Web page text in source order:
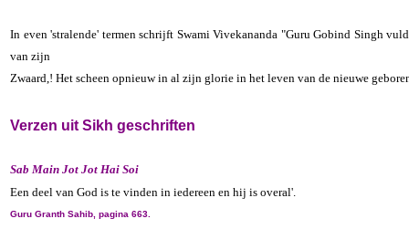
In even 'stralende' termen schrijft Swami Vivekananda "Guru Gobind Singh
van zijn
Zwaard,! Het scheen opnieuw in al zijn glorie in het leven van de nieuwe
Verzen uit Sikh geschriften
Sab Main Jot Jot Hai Soi
Een deel van God is te vinden in iedereen en hij is overal'.
Guru Granth Sahib, pagina 663.